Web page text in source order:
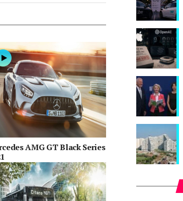
AMG GT Black Series